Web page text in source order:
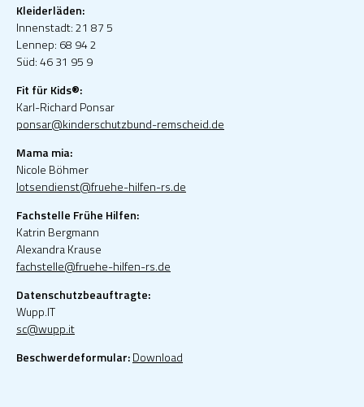
Kleiderläden:
Innenstadt: 21 87 5
Lennep: 68 94 2
Süd: 46 31 95 9
Fit für Kids®:
Karl-Richard Ponsar
ponsar@kinderschutzbund-remscheid.de
Mama mia:
Nicole Böhmer
lotsendienst@fruehe-hilfen-rs.de
Fachstelle Frühe Hilfen:
Katrin Bergmann
Alexandra Krause
fachstelle@fruehe-hilfen-rs.de
Datenschutzbeauftragte:
Wupp.IT
sc@wupp.it
Beschwerdeformular:Download